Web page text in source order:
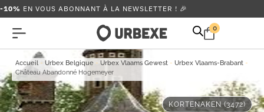
-10% EN VOUS ABONNANT À LA NEWSLETTER ! 🎉
0
Accueil - Urbex Belgique - Urbex Vlaams Gewest - Urbex Vlaams-Brabant -
Château Abandonné Hogemeyer
KORTENAKEN (3472)